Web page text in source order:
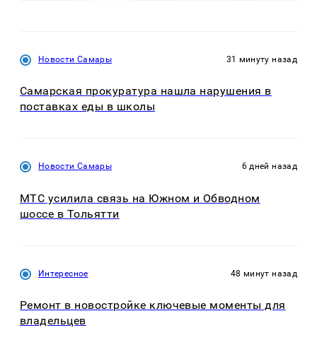
Новости Самары 31 минуту назад
Самарская прокуратура нашла нарушения в
поставках еды в школы
Новости Самары 6 дней назад
МТС усилила связь на Южном и Обводном
шоссе в Тольятти
Интересное 48 минут назад
Ремонт в новостройке ключевые моменты для
владельцев